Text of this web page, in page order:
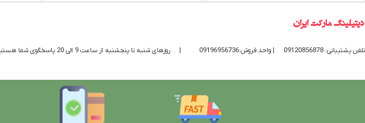
تلفن پشتیبانی: 09120856878 | واحد فروش:09196956736 روزهای شنبه تا پنجشنبه از ساعت 9 الی 20 پاسخگوی شما هستیم